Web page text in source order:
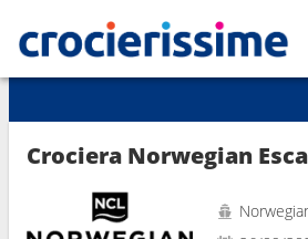
Mostra le altre 55 foto
Crociera Norwegian